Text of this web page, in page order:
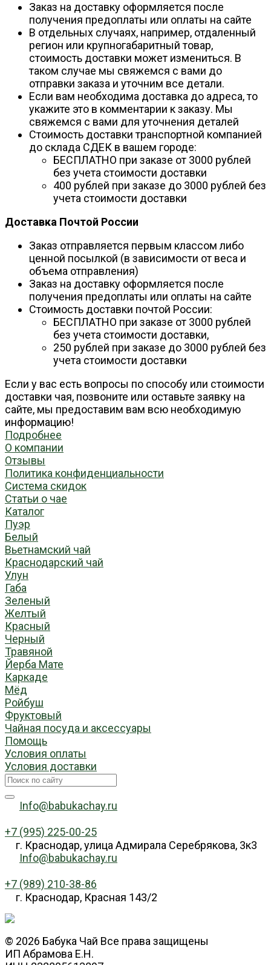
Заказ на доставку оформляется после
получения предоплаты или оплаты на сайте
В отдельных случаях, например, отдаленный
регион или крупногабаритный товар,
стоимость доставки может измениться. В
таком случае мы свяжемся с вами до
отправки заказа и уточним все детали.
Если вам необходима доставка до адреса, то
укажите это в комментарии к заказу. Мы
свяжемся с вами для уточнения деталей
Стоимость доставки транспортной компанией
до склада СДЕК в вашем городе:
БЕСПЛАТНО при заказе от 3000 рублей
без учета стоимости доставки
400 рублей при заказе до 3000 рублей без
учета стоимости доставки
Доставка Почтой России
Заказ отправляется первым классом либо
ценной посылкой (в зависимости от веса и
объема отправления)
Заказ на доставку оформляется после
получения предоплаты или оплаты на сайте
Стоимость доставки почтой России:
БЕСПЛАТНО при заказе от 3000 рублей
без учета стоимости доставки,
250 рублей при заказе до 3000 рублей без
учета стоимости доставки
Если у вас есть вопросы по способу или стоимости
доставки чая, позвоните или оставьте заявку на
сайте, мы предоставим вам всю необходимую
информацию!
Подробнее
О компании
Отзывы
Политика конфиденциальности
Система скидок
Статьи о чае
Каталог
Пуэр
Белый
Вьетнамский чай
Краснодарский чай
Улун
Габа
Зеленый
Желтый
Красный
Черный
Травяной
Йерба Мате
Каркаде
Мёд
Ройбуш
Фруктовый
Чайная посуда и аксессуары
Помощь
Условия оплаты
Условия доставки
Info@babukachay.ru
+7 (995) 225-00-25
г. Краснодар, улица Адмирала Серебрякова, 3к3
Info@babukachay.ru
+7 (989) 210-38-86
г. Краснодар, Красная 143/2
© 2026 Бабука Чай Все права защищены
ИП Абрамова Е.Н.